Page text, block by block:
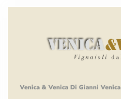
Venica & Venica Di Gianni Venica